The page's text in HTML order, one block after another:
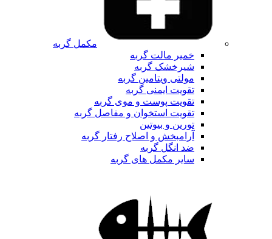
مکمل گربه
خمیر مالت گربه
شیرخشک گربه
مولتی ویتامین گربه
تقویت ایمنی گربه
تقویت پوست و موی گربه
تقویت استخوان و مفاصل گربه
تورین و بیوتین
آرامبخش و اصلاح رفتار گربه
ضد انگل گربه
سایر مکمل های گربه